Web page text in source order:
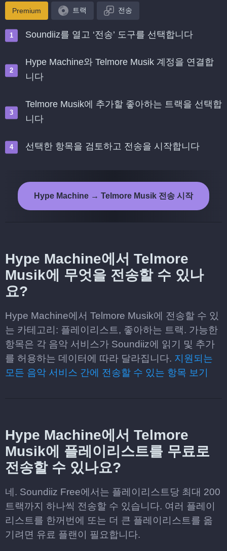
Premium 트랙 전송
Soundiiz를 열고 ‘전송’ 도구를 선택합니다
Hype Machine와 Telmore Musik 계정을 연결합
니다
Telmore Musik에 추가할 좋아하는 트랙을 선택합
니다
선택한 항목을 검토하고 전송을 시작합니다
Hype Machine → Telmore Musik 전송 시작
Hype Machine에서 Telmore
Musik에 무엇을 전송할 수 있나
요?
Hype Machine에서 Telmore Musik에 전송할 수 있
는 카테고리: 플레이리스트, 좋아하는 트랙. 가능한
항목은 각 음악 서비스가 Soundiiz에 읽기 및 추가
를 허용하는 데이터에 따라 달라집니다. 지원되는
모든 음악 서비스 간에 전송할 수 있는 항목 보기
Hype Machine에서 Telmore
Musik에 플레이리스트를 무료로
전송할 수 있나요?
네. Soundiiz Free에서는 플레이리스트당 최대 200
트랙까지 하나씩 전송할 수 있습니다. 여러 플레이
리스트를 한꺼번에 또는 더 큰 플레이리스트를 옮
기려면 유료 플랜이 필요합니다.